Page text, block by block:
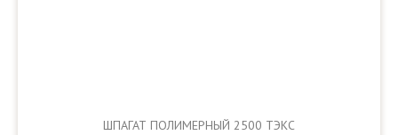
ШПАГАТ ПОЛИМЕРНЫЙ 2500 ТЭКС